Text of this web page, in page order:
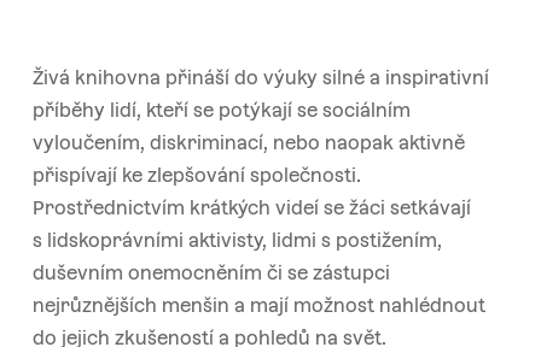
Živá knihovna přináší do výuky silné a inspirativní
příběhy lidí, kteří se potýkají se sociálním
vyloučením, diskriminací, nebo naopak aktivně
přispívají ke zlepšování společnosti.
Prostřednictvím krátkých videí se žáci setkávají
s lidskoprávními aktivisty, lidmi s postižením,
duševním onemocněním či se zástupci
nejrůznějších menšin a mají možnost nahlédnout
do jejich zkušeností a pohledů na svět.